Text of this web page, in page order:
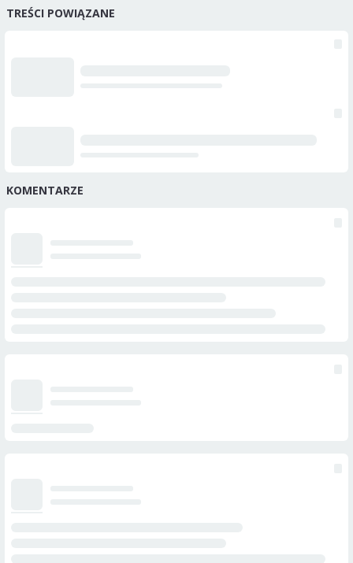
TREŚCI POWIĄZANE
KOMENTARZE